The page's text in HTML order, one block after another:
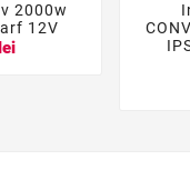

2000w
12V